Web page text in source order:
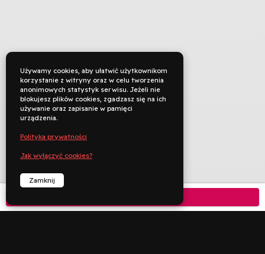
Używamy cookies, aby ułatwić użytkownikom
korzystanie z witryny oraz w celu tworzenia
anonimowych statystyk serwisu. Jeżeli nie
blokujesz plików cookies, zgadzasz się na ich
używanie oraz zapisanie w pamięci
urządzenia.
Polityka prywatności
Jak wyłączyć cookies?
Zamknij